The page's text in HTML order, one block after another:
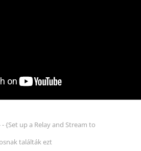
{Set up a Relay and Stream to
találták ezt